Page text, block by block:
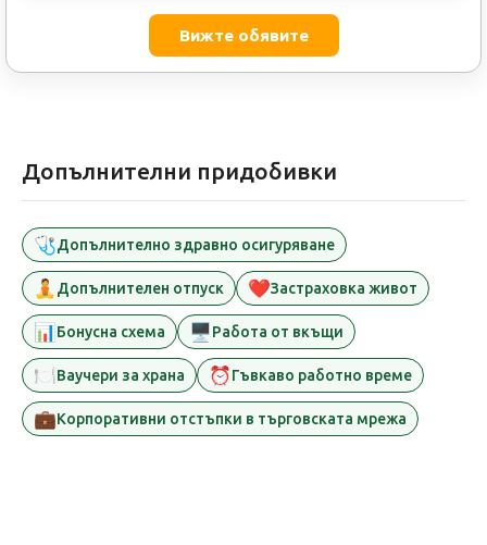
Вижте обявите
Допълнителни придобивки
🩺Допълнително здравно осигуряване
🧘Допълнителен отпуск ❤️Застраховка живот
📊Бонусна схема 🖥️Работа от вкъщи
🍽️Ваучери за храна ⏰Гъвкаво работно време
💼Корпоративни отстъпки в търговската мрежа